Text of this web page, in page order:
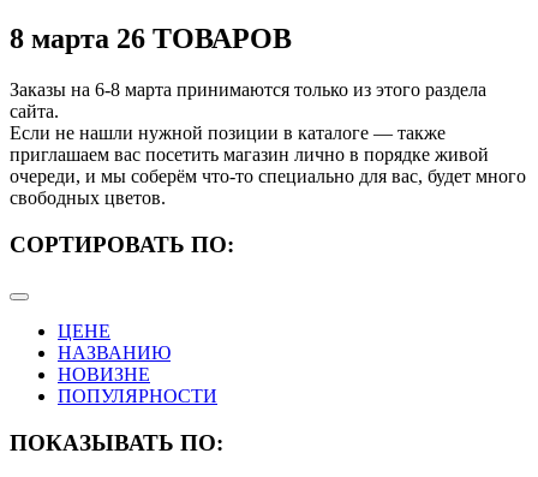
8 марта 26 ТОВАРОВ
Заказы на 6-8 марта принимаются только из этого раздела
сайта.
Если не нашли нужной позиции в каталоге — также
приглашаем вас посетить магазин лично в порядке живой
очереди, и мы соберём что-то специально для вас, будет много
свободных цветов.
СОРТИРОВАТЬ ПО:
ЦЕНЕ
НАЗВАНИЮ
НОВИЗНЕ
ПОПУЛЯРНОСТИ
ПОКАЗЫВАТЬ ПО: